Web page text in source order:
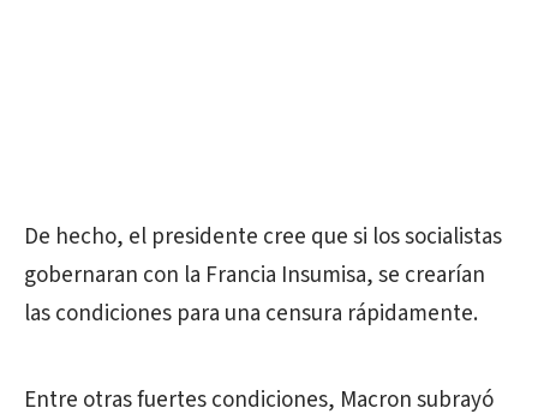
De hecho, el presidente cree que si los socialistas
gobernaran con la Francia Insumisa, se crearían
las condiciones para una censura rápidamente.
Entre otras fuertes condiciones, Macron subrayó